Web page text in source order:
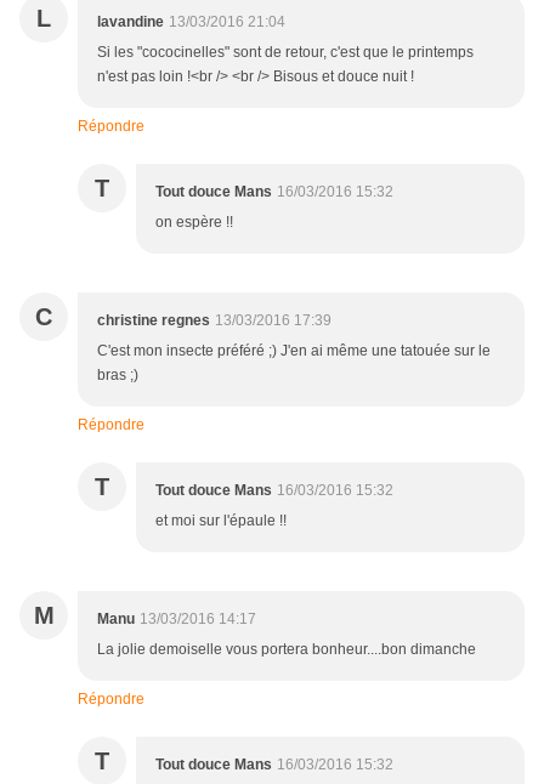
L lavandine 13/03/2016 21:04
Si les "cococinelles" sont de retour, c'est que le printemps
n'est pas loin !<br /> <br /> Bisous et douce nuit !
Répondre
T Tout douce Mans 16/03/2016 15:32
on espère !!
C christine regnes 13/03/2016 17:39
C'est mon insecte préféré ;) J'en ai même une tatouée sur le
bras ;)
Répondre
T Tout douce Mans 16/03/2016 15:32
et moi sur l'épaule !!
M Manu 13/03/2016 14:17
La jolie demoiselle vous portera bonheur....bon dimanche
Répondre
T Tout douce Mans 16/03/2016 15:32